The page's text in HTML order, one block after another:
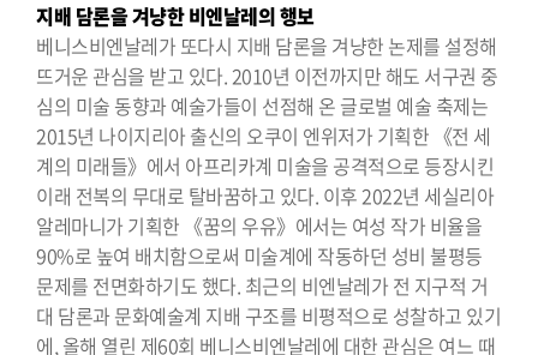
지배 담론을 겨냥한 비엔날레의 행보
베니스비엔날레가 또다시 지배 담론을 겨냥한 논제를 설정해
뜨거운 관심을 받고 있다. 2010년 이전까지만 해도 서구권 중
심의 미술 동향과 예술가들이 선점해 온 글로벌 예술 축제는
2015년 나이지리아 출신의 오쿠이 엔위저가 기획한 《전 세
계의 미래들》에서 아프리카계 미술을 공격적으로 등장시킨
이래 전복의 무대로 탈바꿈하고 있다. 이후 2022년 세실리아
알레마니가 기획한 《꿈의 우유》에서는 여성 작가 비율을
90%로 높여 배치함으로써 미술계에 작동하던 성비 불평등
문제를 전면화하기도 했다. 최근의 비엔날레가 전 지구적 거
대 담론과 문화예술계 지배 구조를 비평적으로 성찰하고 있기
에, 올해 열린 제60회 베니스비엔날레에 대한 관심은 여느 때